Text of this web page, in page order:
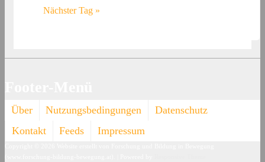
Nächster Tag »
Über Nutzungsbedingungen
Datenschutz
Kontakt
Feeds Impressum